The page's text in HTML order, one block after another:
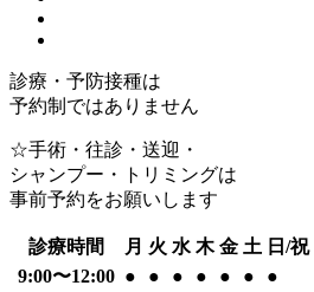
診療・予防接種は
予約制ではありません
☆手術・往診・送迎・
シャンプー・トリミングは
事前予約をお願いします
診療時間 月 火 水 木 金 土 日/祝
9:00〜12:00 ● ● ● ● ● ●
●